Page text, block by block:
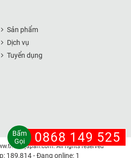
Sản phẩm
Dịch vụ
Tuyển dụng
All rights reserved
189,814 - Đang online: 1
Bấm
Gọi
0868 149 525